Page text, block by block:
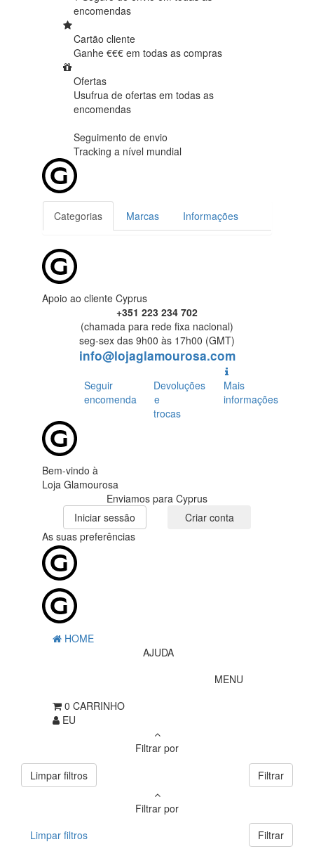
encomendas
Cartão cliente
Ganhe €€€ em todas as compras
Ofertas
Usufrua de ofertas em todas as
encomendas
Seguimento de envio
Tracking a nível mundial
Categorias Marcas Informações
Apoio ao cliente Cyprus
+351 223 234 702
(chamada para rede fixa nacional)
seg-sex das 9h00 às 17h00 (GMT)
info@lojaglamourosa.com
Seguir
encomenda
Devoluções
e
trocas
Mais
informações
Bem-vindo à
Loja Glamourosa
Enviamos para Cyprus
Iniciar sessão
Criar conta
As suas preferências
HOME
AJUDA
MENU
0 CARRINHO
EU
Filtrar por
Limpar filtros
Filtrar
Filtrar por
Limpar filtros
Filtrar